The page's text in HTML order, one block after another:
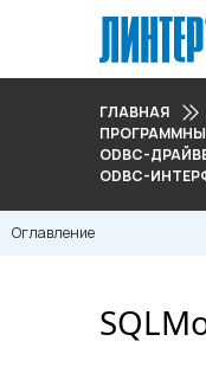
ГЛАВНАЯ
ODBC-
ODBC-
Оглавление